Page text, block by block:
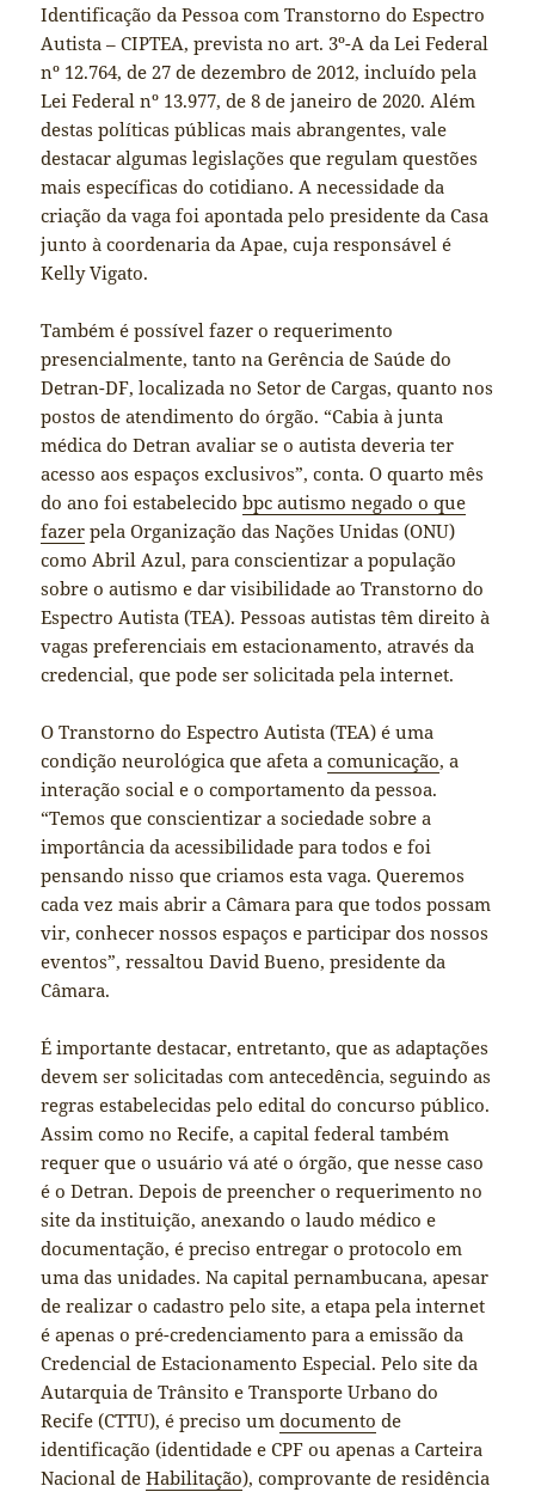
Identificação da Pessoa com Transtorno do Espectro
Autista – CIPTEA, prevista no art. 3º-A da Lei Federal
nº 12.764, de 27 de dezembro de 2012, incluído pela
Lei Federal nº 13.977, de 8 de janeiro de 2020. Além
destas políticas públicas mais abrangentes, vale
destacar algumas legislações que regulam questões
mais específicas do cotidiano. A necessidade da
criação da vaga foi apontada pelo presidente da Casa
junto à coordenaria da Apae, cuja responsável é
Kelly Vigato.
Também é possível fazer o requerimento
presencialmente, tanto na Gerência de Saúde do
Detran-DF, localizada no Setor de Cargas, quanto nos
postos de atendimento do órgão. “Cabia à junta
médica do Detran avaliar se o autista deveria ter
acesso aos espaços exclusivos”, conta. O quarto mês
do ano foi estabelecidobpc autismo negado o que
fazer pela Organização das Nações Unidas (ONU)
como Abril Azul, para conscientizar a população
sobre o autismo e dar visibilidade ao Transtorno do
Espectro Autista (TEA). Pessoas autistas têm direito à
vagas preferenciais em estacionamento, através da
credencial, que pode ser solicitada pela internet.
O Transtorno do Espectro Autista (TEA) é uma
condição neurológica que afeta acomunicação, a
interação social e o comportamento da pessoa.
“Temos que conscientizar a sociedade sobre a
importância da acessibilidade para todos e foi
pensando nisso que criamos esta vaga. Queremos
cada vez mais abrir a Câmara para que todos possam
vir, conhecer nossos espaços e participar dos nossos
eventos”, ressaltou David Bueno, presidente da
Câmara.
É importante destacar, entretanto, que as adaptações
devem ser solicitadas com antecedência, seguindo as
regras estabelecidas pelo edital do concurso público.
Assim como no Recife, a capital federal também
requer que o usuário vá até o órgão, que nesse caso
é o Detran. Depois de preencher o requerimento no
site da instituição, anexando o laudo médico e
documentação, é preciso entregar o protocolo em
uma das unidades. Na capital pernambucana, apesar
de realizar o cadastro pelo site, a etapa pela internet
é apenas o pré-credenciamento para a emissão da
Credencial de Estacionamento Especial. Pelo site da
Autarquia de Trânsito e Transporte Urbano do
Recife (CTTU), é preciso umdocumento de
identificação (identidade e CPF ou apenas a Carteira
Nacional deHabilitação), comprovante de residência